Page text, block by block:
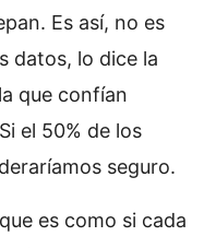
Es así, no es
datos, lo dice la
que confían
el 50% de los
seguro.
es como si cada